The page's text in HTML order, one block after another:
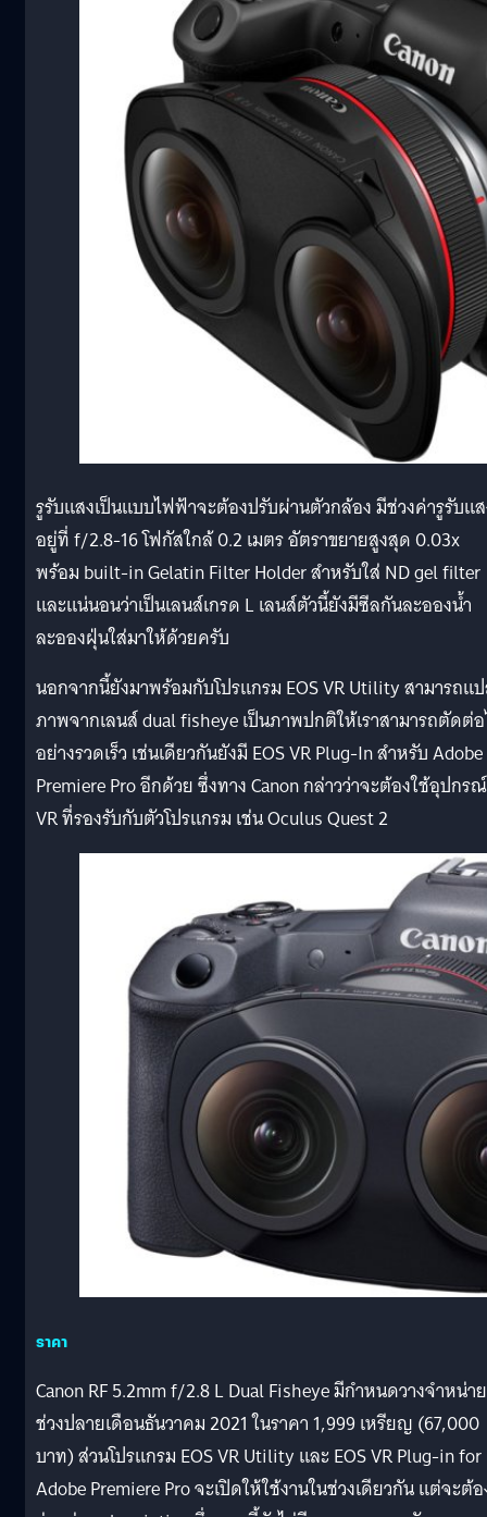
รูรับแสงเป็นแบบไฟฟ้าจะต้องปรับผ่านตัวกล้อง มีช่วงค่ารูรับแ
อยู่ที่ f/2.8-16 โฟกัสใกล้ 0.2 เมตร อัตราขยายสูงสุด 0.03x
พร้อม built-in Gelatin Filter Holder สำหรับใส่ ND gel filter
และแน่นอนว่าเป็นเลนส์เกรด L เลนส์ตัวนี้ยังมีซีลกันละอองน้ำ
ละอองฝุ่นใส่มาให้ด้วยครับ
นอกจากนี้ยังมาพร้อมกับโปรแกรม EOS VR Utility สามารถแ
ภาพจากเลนส์ dual fisheye เป็นภาพปกติให้เราสามารถตัดต่
อย่างรวดเร็ว เช่นเดียวกันยังมี EOS VR Plug-In สำหรับ Adobe
Premiere Pro อีกด้วย ซึ่งทาง Canon กล่าวว่าจะต้องใช้อุปกรณ์
VR ที่รองรับกับตัวโปรแกรม เช่น Oculus Quest 2
ราคา
Canon RF 5.2mm f/2.8 L Dual Fisheye มีกำหนดวางจำหน่าย
ช่วงปลายเดือนธันวาคม 2021 ในราคา 1,999 เหรียญ (67,000
บาท) ส่วนโปรแกรม EOS VR Utility และ EOS VR Plug-in for
Adobe Premiere Pro จะเปิดให้ใช้งานในช่วงเดียวกัน แต่จะต้